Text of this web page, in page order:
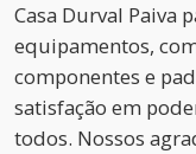
Casa Durval Paiva
equipamentos,
componentes e
satisfação em
todos. Nossos